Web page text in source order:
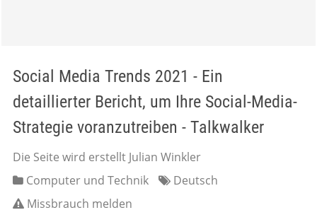
Social Media Trends 2021 - Ein
detaillierter Bericht, um Ihre Social-Media-
Strategie voranzutreiben - Talkwalker
Die Seite wird erstellt Julian Winkler
Computer und Technik
Deutsch
Missbrauch melden